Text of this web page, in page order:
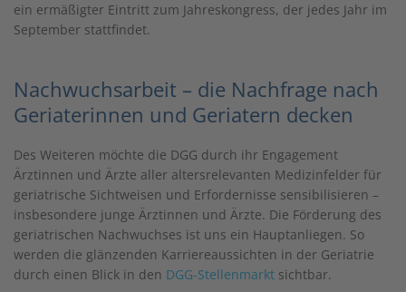
ein ermäßigter Eintritt zum Jahreskongress, der jedes Jahr im
September stattfindet.
Nachwuchsarbeit – die Nachfrage nach
Geriaterinnen und Geriatern decken
Des Weiteren möchte die DGG durch ihr Engagement
Ärztinnen und Ärzte aller altersrelevanten Medizinfelder für
geriatrische Sichtweisen und Erfordernisse sensibilisieren –
insbesondere junge Ärztinnen und Ärzte. Die Förderung des
geriatrischen Nachwuchses ist uns ein Hauptanliegen. So
werden die glänzenden Karriereaussichten in der Geriatrie
durch einen Blick in den DGG-Stellenmarkt sichtbar.